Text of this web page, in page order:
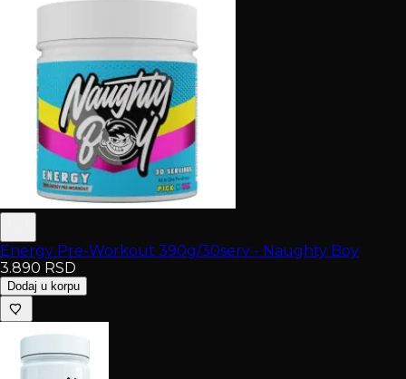
Energy Pre-Workout 390g/30serv - Naughty Boy
3.890 RSD
Dodaj u korpu